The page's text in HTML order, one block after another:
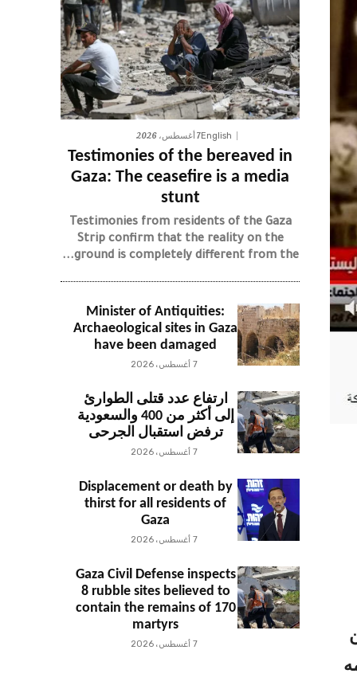
English7 أغسطس، 2026
Testimonies of the bereaved in
Gaza: The ceasefire is a media
stunt
Testimonies from residents of the Gaza
Strip confirm that the reality on the
ground is completely different from the...
Minister of Antiquities:
Archaeological sites in Gaza
have been damaged
7 أغسطس، 2026
ارتفاع عدد قتلى الطوارئ
إلى أكثر من 400 والسعودية
ترفض استقبال الجرحى
7 أغسطس، 2026
Displacement or death by
thirst for all residents of
Gaza
7 أغسطس، 2026
Gaza Civil Defense inspects
8 rubble sites believed to
contain the remains of 170
martyrs
7 أغسطس، 2026